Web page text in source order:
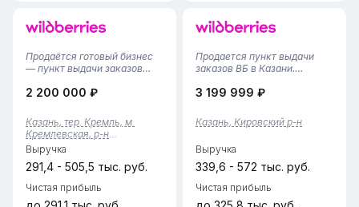
Продаётся готовый бизнес
— пункт выдачи заказов
Полностью
налаженными процессами,
выгодным расположением и
стабильным
доходом.Основные
характеристики:площад...
2 200 000 ₽
Казань, тер. Кремль, м.
Кремлевская, р-н
Вахитовский
Выручка
291,4 - 505,5 тыс. руб.
Чистая прибыль
Продается пункт выдачи
заказов ВБ в Казани.
70 квадратных метров, что
пространство для
обслуживания клиентов и
работают 5 сот...
3 199 999 ₽
Казань, Кировский р-н
Выручка
339,6 - 572 тыс. руб.
Чистая прибыль